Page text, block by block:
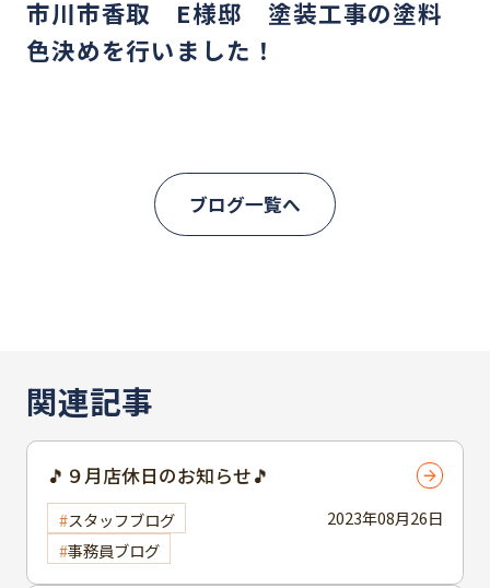
市川市香取 E様邸 塗装工事の塗料
色決めを行いました！
ブログ一覧へ
関連記事
2023年08月26日
🎵９月店休日のお知らせ🎵
スタッフブログ
事務員ブログ